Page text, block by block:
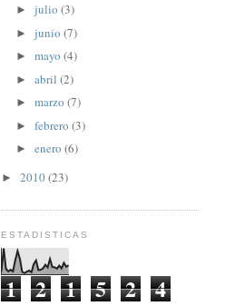
► julio (3)
► junio (7)
► mayo (4)
► abril (2)
► marzo (7)
► febrero (3)
► enero (6)
► 2010(23)
ESTADISTICAS
1 2 1 5 2 4